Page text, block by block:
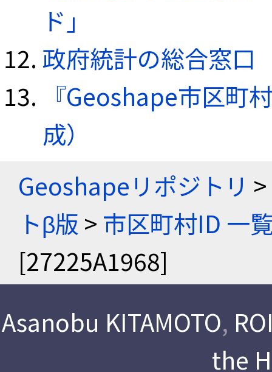
ド」
政府統計の総合窓口
『Geoshape市区町
成）
Geoshapeリポジトリ >
トβ版 > 市区町村ID 一
[27225A1968]
Asanobu KITAMOTO,
the